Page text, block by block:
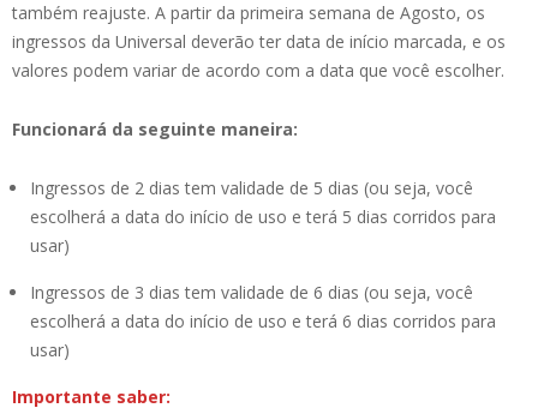
também reajuste. A partir da primeira semana de Agosto, os
ingressos da Universal deverão ter data de início marcada, e os
valores podem variar de acordo com a data que você escolher.
Funcionará da seguinte maneira:
Ingressos de 2 dias tem validade de 5 dias (ou seja, você
escolherá a data do início de uso e terá 5 dias corridos para
usar)
Ingressos de 3 dias tem validade de 6 dias (ou seja, você
escolherá a data do início de uso e terá 6 dias corridos para
usar)
Importante saber: